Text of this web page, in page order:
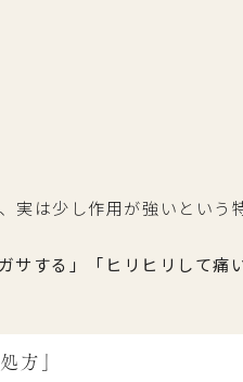
は少し作用が強いという
サする」「ヒリヒリして痛い
方」